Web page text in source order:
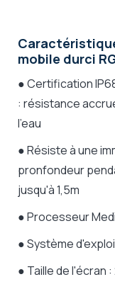
mobile durci
● Certification
: résistance
l'eau
● Résiste à une
pronfondeur
jusqu'à 1,5m
● Processeur
● Système
● Taille de l'écran